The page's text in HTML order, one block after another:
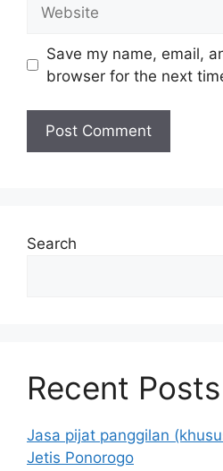
Save my name, email,
browser for the next
Search
Recent Posts
Jasa pijat panggilan
Jetis Ponorogo